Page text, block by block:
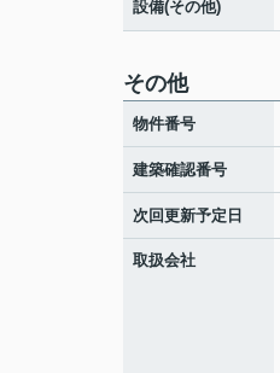
設備(その他)
その他
物件番号
建築確認番号
次回更新予定日
取扱会社